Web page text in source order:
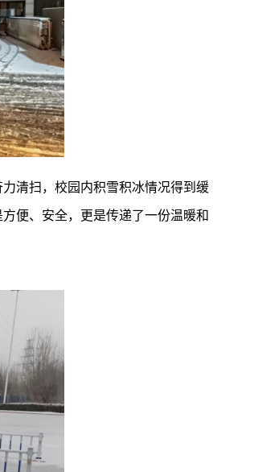
清扫，校园内积雪积冰情况得到缓
便、安全，更是传递了一份温暖和